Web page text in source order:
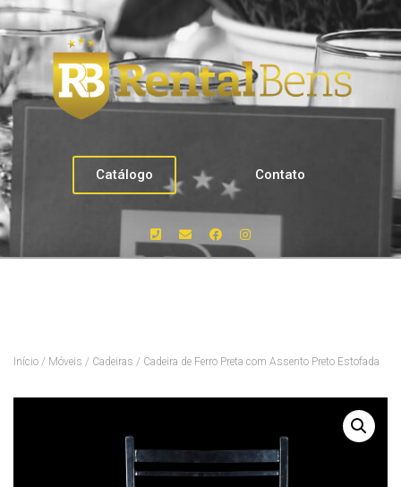
Catálogo Contato
Início / Móveis / Cadeiras / Cadeira de Ferro Preta com Assento Preto Estofada